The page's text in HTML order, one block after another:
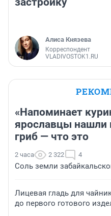
Алиса Князева
Корреспондент
VLADIVOSTOK1.RU
«Напоминает
ярославцы нашли
гриб — что это
2 часа 2 322 4
Соль земли
Лицевая гладь для
до первого готового